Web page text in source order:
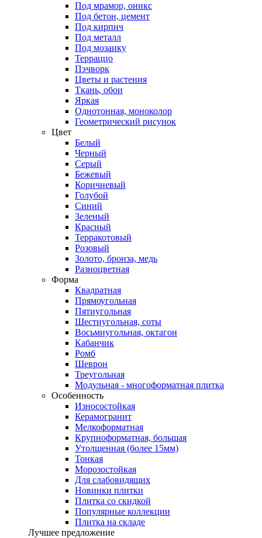
Под мрамор, оникс
Под бетон, цемент
Под кирпич
Под металл
Под мозаику
Терраццо
Пэчворк
Цветы и растения
Ткань, обои
Яркая
Однотонная, моноколор
Геометрический рисунок
Цвет
Белый
Черный
Серый
Бежевый
Коричневый
Голубой
Синий
Зеленый
Красный
Терракотовый
Розовый
Золото, бронза, медь
Разноцветная
Форма
Квадратная
Прямоугольная
Пятиугольная
Шестиугольная, соты
Восьмиугольная, октагон
Кабанчик
Ромб
Шеврон
Треугольная
Модульная - многоформатная плитка
Особенность
Износостойкая
Керамогранит
Мелкоформатная
Крупноформатная, большая
Утолщенная (более 15мм)
Тонкая
Морозостойкая
Для слабовидящих
Новинки плитки
Плитка со скидкой
Популярные коллекции
Плитка на складе
Лучшее предложение